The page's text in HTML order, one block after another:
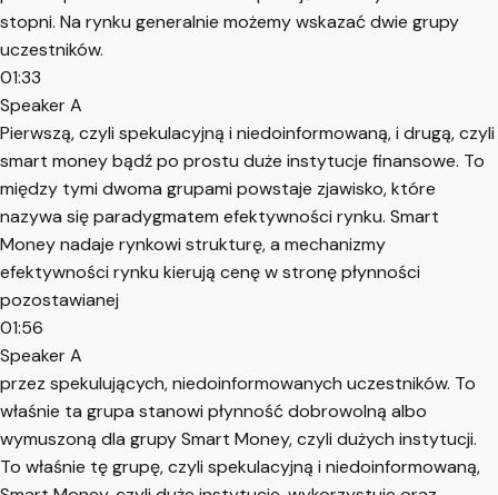
stopni. Na rynku generalnie możemy wskazać dwie grupy
uczestników.
01:33
Speaker A
Pierwszą, czyli spekulacyjną i niedoinformowaną, i drugą, czyli
smart money bądź po prostu duże instytucje finansowe. To
między tymi dwoma grupami powstaje zjawisko, które
nazywa się paradygmatem efektywności rynku. Smart
Money nadaje rynkowi strukturę, a mechanizmy
efektywności rynku kierują cenę w stronę płynności
pozostawianej
01:56
Speaker A
przez spekulujących, niedoinformowanych uczestników. To
właśnie ta grupa stanowi płynność dobrowolną albo
wymuszoną dla grupy Smart Money, czyli dużych instytucji.
To właśnie tę grupę, czyli spekulacyjną i niedoinformowaną,